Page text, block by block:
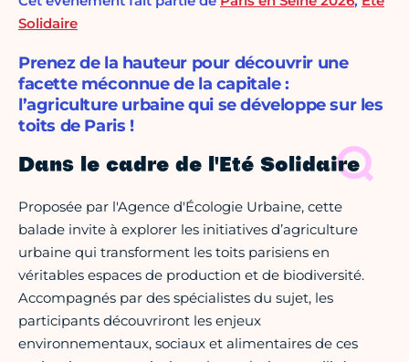
Solidaire
Prenez de la hauteur pour découvrir une
facette méconnue de la capitale :
l’agriculture urbaine qui se développe sur les
toits de Paris !
Dans le cadre de l'Eté Solidaire
Proposée par l'Agence d'Écologie Urbaine, cette
balade invite à explorer les initiatives d’agriculture
urbaine qui transforment les toits parisiens en
véritables espaces de production et de biodiversité.
Accompagnés par des spécialistes du sujet, les
participants découvriront les enjeux
environnementaux, sociaux et alimentaires de ces